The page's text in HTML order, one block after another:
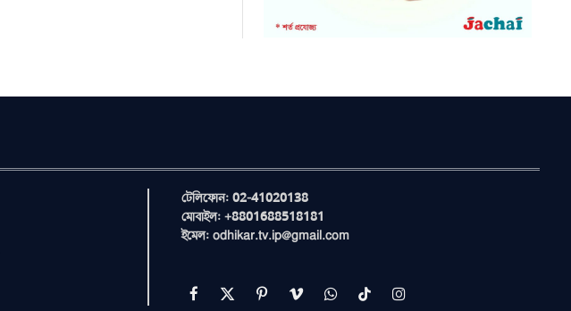
টেলিফোন: 02-41020138
মোবাইল: +8801688518181
ইমেল: odhikar.tv.ip@gmail.com
Facebook
X PinterestVimeoWhatsAppTikTokInstagram